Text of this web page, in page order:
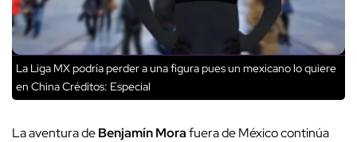
La Liga MX podría perder a una figura pues un mexicano lo quiere
en ChinaCréditos: Especial
La aventura deBenjamín Morafuera de México continúa